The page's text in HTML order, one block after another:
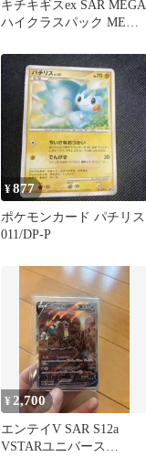
キチキギスex SAR MEGA
ハイクラスパック MEGA
¥877
ポケモンカード パチリス
011/DP-P
¥ 2,700
エンテイV SAR S12a
VSTARユニバース